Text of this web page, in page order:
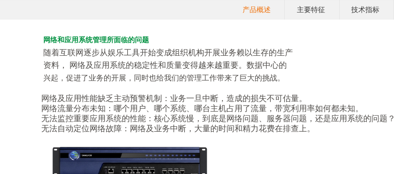
产品概述 主要特征 技术指标
网络和应用系统管理所面临的问题
随着互联网逐步从娱乐工具开始变成组织机构开展业务赖以生存的生产
资料， 网络及应用系统的稳定性和质量变得越来越重要。数据中心的
兴起，促进了业务的开展，同时也给我们的管理工作带来了巨大的挑战。
网络及应用性能缺乏主动预警机制：业务一旦中断，造成的损失不可估量。
网络流量分布未知：哪个用户、哪个系统、哪台主机占用了流量，带宽利用率如何都未知。
无法监控重要应用系统的性能：核心系统慢，到底是网络问题、服务器问题，还是应用系统的问题？
无法自动定位网络故障：网络及业务中断，大量的时间和精力花费在排查上。